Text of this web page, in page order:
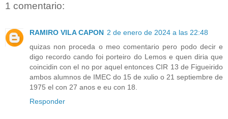
1 comentario:
RAMIRO VILA CAPON 2 de enero de 2024 a las 22:48
quizas non proceda o meo comentario pero podo decir e
digo recordo cando foi porteiro do Lemos e quen diria que
coincidin con el no por aquel entonces CIR 13 de Figueirido
ambos alumnos de IMEC do 15 de xulio o 21 septiembre de
1975 el con 27 anos e eu con 18.
Responder